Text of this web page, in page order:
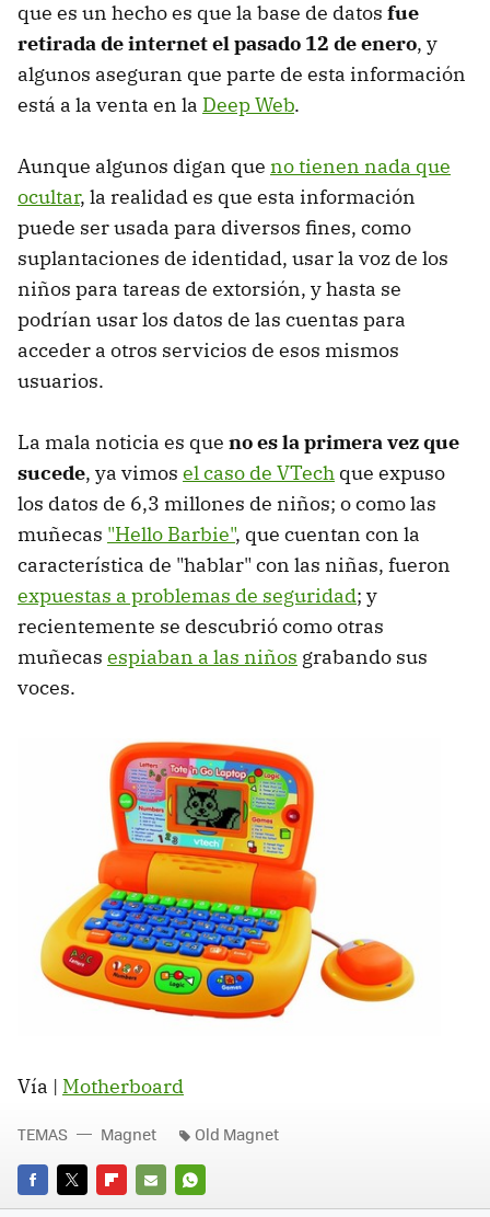
que es un hecho es que la base de datos fue
retirada de internet el pasado 12 de enero, y
algunos aseguran que parte de esta información
está a la venta en la Deep Web.
Aunque algunos digan que no tienen nada que
ocultar, la realidad es que esta información
puede ser usada para diversos fines, como
suplantaciones de identidad, usar la voz de los
niños para tareas de extorsión, y hasta se
podrían usar los datos de las cuentas para
acceder a otros servicios de esos mismos
usuarios.
La mala noticia es que no es la primera vez que
sucede, ya vimos el caso de VTech que expuso
los datos de 6,3 millones de niños; o como las
muñecas "Hello Barbie", que cuentan con la
característica de "hablar" con las niñas, fueron
expuestas a problemas de seguridad; y
recientemente se descubrió como otras
muñecas espiaban a las niños grabando sus
voces.
Vía | Motherboard
FACEBOOK
TWITTERFLIPBOARD
E-
WHATSAPP
TEMAS Magnet Old Magnet